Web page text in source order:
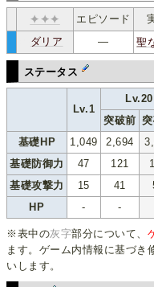
✦✦✦ エピソード
ダリア ― 聖
ステータス
Lv.1
Lv.20
突破前
基礎HP
1,049 2,694
基礎防御力
47 121
基礎攻撃力
15 41
HP
- -
※表中の灰字部分について、
ます。ゲーム内情報に基づき
いします。